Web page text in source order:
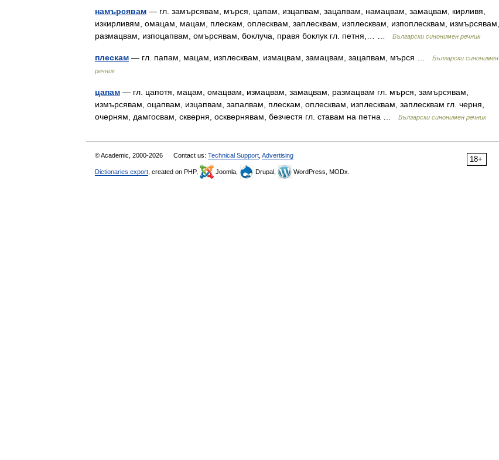
намърсявам — гл. замърсявам, мърся, цапам, изцапвам, зацапвам, намацвам, замацвам, кирливя,
изкирливям, омацам, мацам, плескам, оплесквам, заплесквам, изплесквам, изпоплесквам, измърсявам,
размацвам, изпоцапвам, омърсявам, боклуча, правя боклук гл. петня,… …
Български синонимен речник
плескам — гл. папам, мацам, изплесквам, измацвам, замацвам, зацапвам, мърся …
Български синонимен
речник
цапам — гл. цапотя, мацам, омацвам, измацвам, замацвам, размацвам гл. мърся, замърсявам,
измърсявам, оцапвам, изцапвам, запалвам, плескам, оплесквам, изплесквам, заплесквам гл. черня,
очерням, дамгосвам, скверня, осквернявам, безчестя гл. ставам на петна …
Български синонимен речник
18+
© Academic, 2000-2026 Contact us: Technical Support Advertising
Dictionaries export , created on PHP, Joomla, Drupal, WordPress, MODx.